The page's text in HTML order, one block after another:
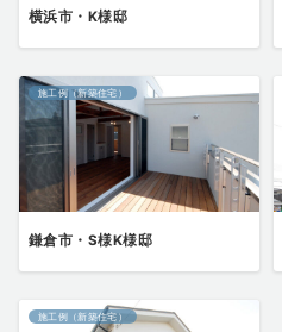
横浜市・K様邸
施工例（新築住宅）
鎌倉市・S様K様邸
施工例（新築住宅）